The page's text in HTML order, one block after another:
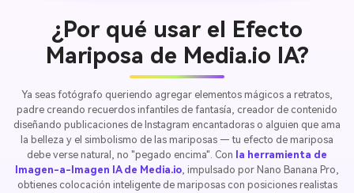
¿Por qué usar el Efecto
Mariposa de Media.io IA?
Ya seas fotógrafo queriendo agregar elementos mágicos a retratos,
padre creando recuerdos infantiles de fantasía, creador de contenido
diseñando publicaciones de Instagram encantadoras o alguien que ama
la belleza y el simbolismo de las mariposas — tu efecto de mariposa
debe verse natural, no "pegado encima". Con la herramienta de
Imagen-a-Imagen IA de Media.io, impulsado por Nano Banana Pro,
obtienes colocación inteligente de mariposas con posiciones realistas